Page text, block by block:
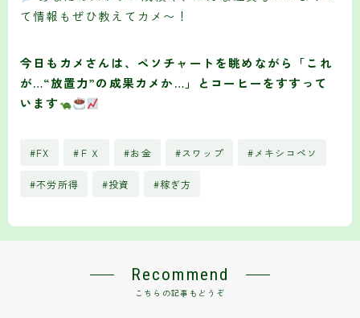
て情報もぜひ教えてカメ〜！
今日もカメさんは、ペソチャートを眺めながら「これ
が…“放置力”の成果カメか…」とコーヒーをすすって
います
#FX #ＦＸ #お金 #スワップ #メキシコペソ
#不労所得 #投資 #稼ぎ方
Recommend
こちらの記事もどうぞ